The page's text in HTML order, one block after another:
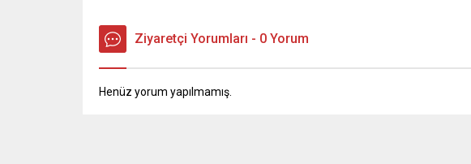
Ziyaretçi Yorumları - 0 Yorum
Henüz yorum yapılmamış.